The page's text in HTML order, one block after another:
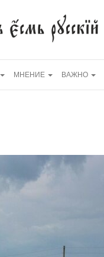
МНЕНИЕ ВАЖНО